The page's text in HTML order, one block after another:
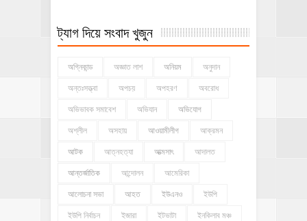
ট্যাগ দিয়ে সংবাদ খুজুন
অগ্নিকান্ড অজ্ঞাত লাশ অনিয়ম অনুদান
অন্তঃসত্ত্বা অপচয় অপহরণ অবরোধ
অভিভাবক সমাবেশ অভিযান অভিযোগ
অশ্লীল অসহায় আওয়ামীলীগ আক্রমন
আটক আত্নহত্যা আত্মসাৎ আদালত
আন্তর্জাতিক আন্দোলন আমেরিকা
আলোচনা সভা আহত ইউএনও ইউপি
ইউপি নির্বাচন ইজারা ইটভাটা ইনকিলাব মঞ্চ